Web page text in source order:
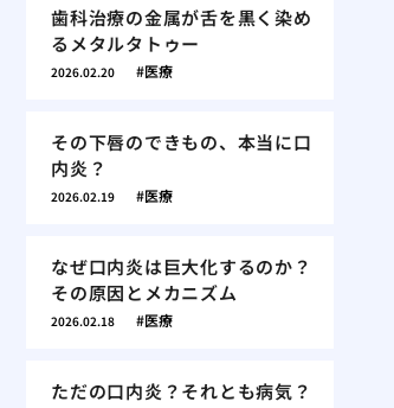
歯科治療の金属が舌を黒く染め
るメタルタトゥー
2026.02.20 医療
その下唇のできもの、本当に口
内炎？
2026.02.19 医療
なぜ口内炎は巨大化するのか？
その原因とメカニズム
2026.02.18 医療
ただの口内炎？それとも病気？